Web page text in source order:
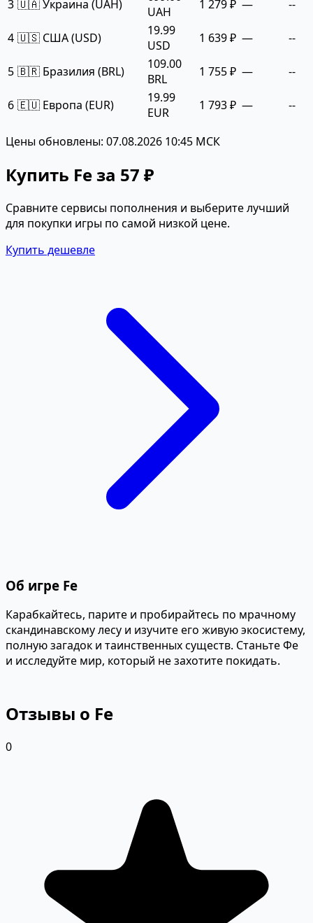
3 🇺🇦 Украина (UAH)
UAH
1 279 ₽ — --
4 🇺🇸 США (USD)
19.99
USD
1 639 ₽ — --
5 🇧🇷 Бразилия (BRL)
109.00
BRL
1 755 ₽ — --
6 🇪🇺 Европа (EUR)
19.99
EUR
1 793 ₽ — --
Цены обновлены: 07.08.2026 10:45 МСК
Купить Fe за 57 ₽
Сравните сервисы пополнения и выберите лучший
для покупки игры по самой низкой цене.
Купить дешевле
Об игре Fe
Карабкайтесь, парите и пробирайтесь по мрачному
скандинавскому лесу и изучите его живую экосистему,
полную загадок и таинственных существ. Станьте Фе
и исследуйте мир, который не захотите покидать.
Отзывы о Fe
0